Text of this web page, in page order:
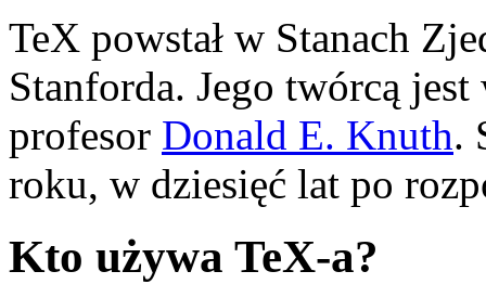
TeX powstał w Stanach
Stanforda. Jego twórcą
profesor Donald E. Knuth.
roku, w dziesięć lat po
Kto używa TeX-a?